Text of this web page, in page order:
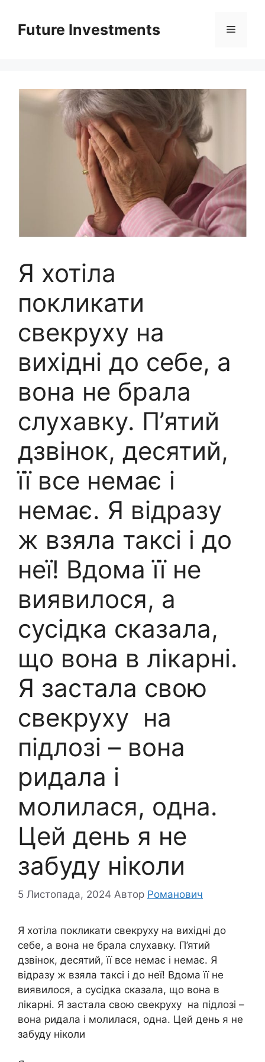
вмістуFuture Investments Меню
Я хотіла
покликати
свекруху на
вихідні до себе, а
вона не брала
слухавку. П’ятий
дзвінок, десятий,
її все немає і
немає. Я відразу
ж взяла таксі і до
неї! Вдома її не
виявилося, а
сусідка сказала,
що вона в лікарні.
Я застала свою
свекруху на
підлозі – вона
ридала і
молилася, одна.
Цей день я не
забуду ніколи
5 Листопада, 2024 Автор Романович
Я хотіла покликати свекруху на вихідні до
себе, а вона не брала слухавку. П’ятий
дзвінок, десятий, її все немає і немає. Я
відразу ж взяла таксі і до неї! Вдома її не
виявилося, а сусідка сказала, що вона в
лікарні. Я застала свою свекруху на підлозі –
вона ридала і молилася, одна. Цей день я не
забуду ніколи